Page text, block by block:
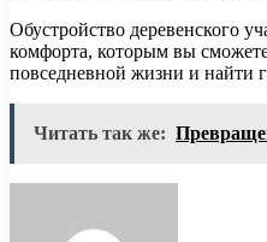
Обустройство деревенского
комфорта, которым вы
повседневной жизни и найти
Читать так же: